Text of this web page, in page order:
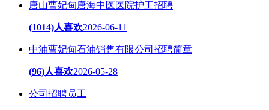
唐山曹妃甸唐海中医医院护工招聘
(1014)人喜欢2026-06-11
中油曹妃甸石油销售有限公司招聘简章
(96)人喜欢2026-05-28
公司招聘员工